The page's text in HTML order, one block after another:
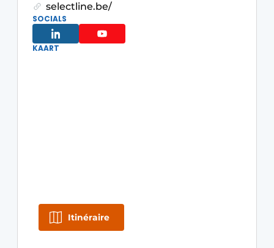
selectline.be/
SOCIALS
KAART
Itinéraire